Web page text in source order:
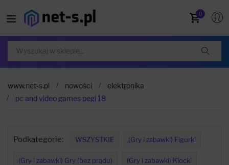
0
www.net-s.pl nowości
elektronika
pc and video games pegi 18
Podkategorie: WSZYSTKIE (Gry i zabawki) Figurki
(Gry i zabawki) Gry (bez prądu) (Gry i zabawki) Klocki